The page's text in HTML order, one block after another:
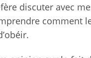
discuter avec
comment